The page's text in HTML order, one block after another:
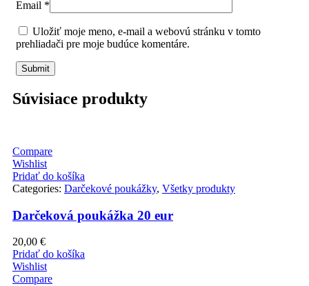
Email *
Uložiť moje meno, e-mail a webovú stránku v tomto
prehliadači pre moje budúce komentáre.
Súvisiace produkty
Compare
Wishlist
Pridať do košíka
Categories: Darčekové poukážky, Všetky produkty
Darčeková poukážka 20 eur
20,00 €
Pridať do košíka
Wishlist
Compare